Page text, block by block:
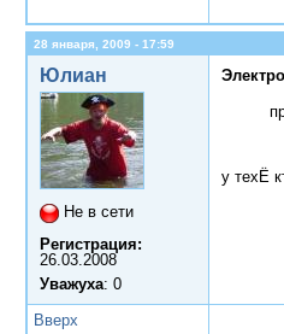
28 января, 2009 - 17:59
Юлиан
Не в сети
Регистрация:
26.03.2008
Уважуха: 0
у техЁ
Вверх